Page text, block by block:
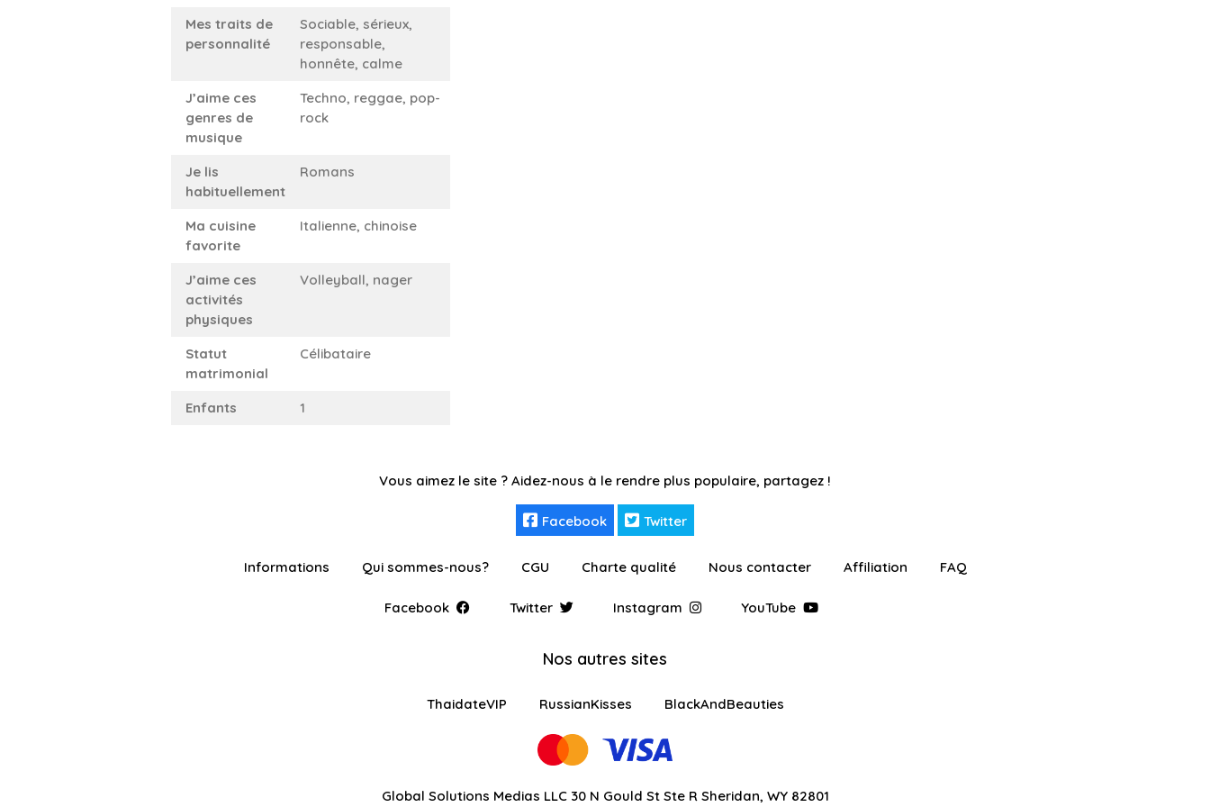
Mes traits de
personnalité
Sociable, sérieux,
responsable,
honnête, calme
J’aime ces
genres de
musique
Techno, reggae, pop-
rock
Je lis
habituellement
Romans
Ma cuisine
favorite
Italienne, chinoise
J’aime ces
activités
physiques
Volleyball, nager
Statut
matrimonial
Célibataire
Enfants 1
Vous aimez le site ? Aidez-nous à le rendre plus populaire, partagez !
Facebook Twitter
Informations Qui sommes-nous? CGU Charte qualité Nous contacter Affiliation FAQ
Facebook Twitter Instagram YouTube
Nos autres sites
ThaidateVIP RussianKisses BlackAndBeauties
Global Solutions Medias LLC 30 N Gould St Ste R Sheridan, WY 82801